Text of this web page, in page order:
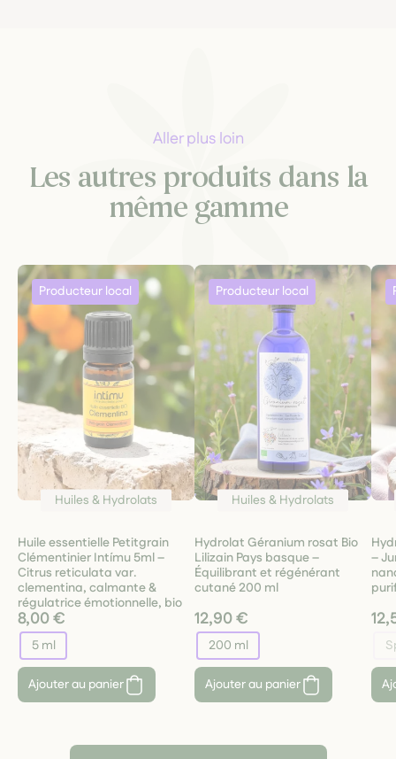
Aller plus loin
Les autres produits dans la
même gamme
Huiles & Hydrolats
Huile essentielle Petitgrain
Clémentinier Intímu 5ml –
Citrus reticulata var.
clementina, calmante &
régulatrice émotionnelle, bio
8,00 €
5 ml
Ajouter au panier
Huiles & Hydrolats
Hydrolat Géranium rosat Bio
Lilizain Pays basque –
Équilibrant et régénérant
cutané 200 ml
12,90 €
200 ml
Ajouter au panier
–